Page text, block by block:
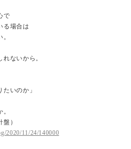
で
る場合は
ないから。
たいのか」
）
2020/11/24/140000